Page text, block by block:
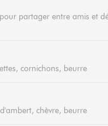
partager entre amis et
cornichons, beurre
chèvre, beurre